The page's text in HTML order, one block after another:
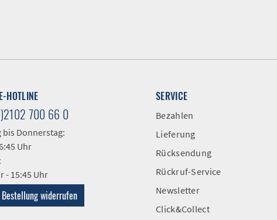
HOTLINE
700 66 0
bis Donnerstag:
Uhr
- 15:45 Uhr
widerrufen
SERVICE
Bezahlen
Lieferung
Rücksendung
Rückruf-Service
Newsletter
Click&Collect